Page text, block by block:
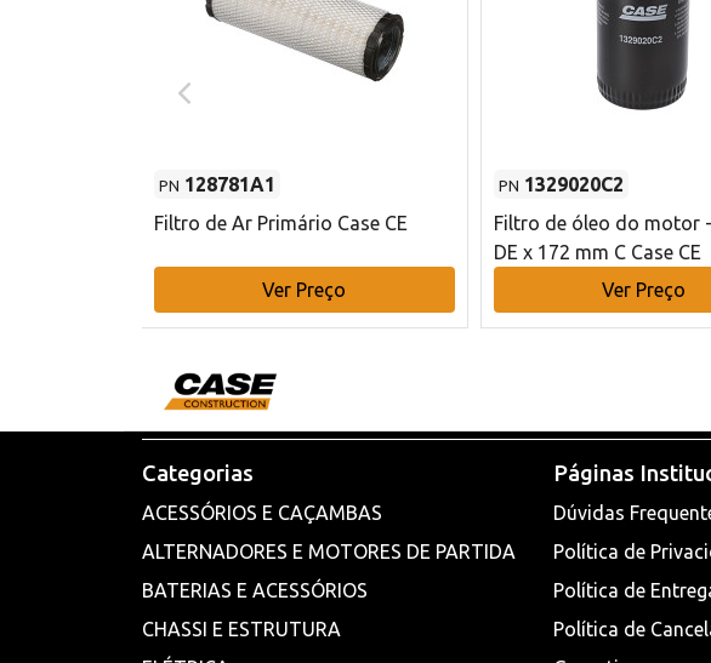
PN 128781A1
Filtro de Ar Primário Case CE
Ver Preço
PN 1329020C2
Filtro de óleo do motor
DE x 172 mm C Case CE
Ver Preço
Categorias
ACESSÓRIOS E CAÇAMBAS
ALTERNADORES E MOTORES DE PARTIDA
BATERIAS E ACESSÓRIOS
CHASSI E ESTRUTURA
Páginas
Dúvidas
Política de
Política de
Política de